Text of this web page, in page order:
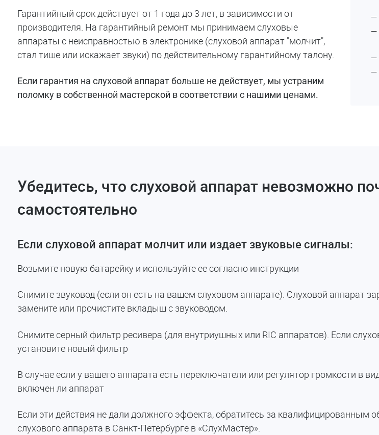
Гарантийный срок действует от 1 года до 3 лет, в зависимости от
производителя. На гарантийный ремонт мы принимаем слуховые
аппараты с неисправностью в электронике (слуховой аппарат "молчит",
стал тише или искажает звуки) по действительному гарантийному талону.
Если гарантия на слуховой аппарат больше не действует, мы устраним
поломку в собственной мастерской в соответствии с нашими ценами.
Убедитесь, что слуховой аппарат невозможно
самостоятельно
Если слуховой аппарат молчит или издает звуковые сигналы:
Возьмите новую батарейку и используйте ее согласно инструкции
Снимите звуковод (если он есть на вашем слуховом аппарате). Слуховой аппарат
замените или прочистите вкладыш с звуководом.
Снимите серный фильтр ресивера (для внутриушных или RIC аппаратов). Если
установите новый фильтр
В случае если у вашего аппарата есть переключатели или регулятор громкости в
включен ли аппарат
Если эти действия не дали должного эффекта, обратитесь за квалифицированным
слухового аппарата в Санкт-Петербурге в «СлухМастер».